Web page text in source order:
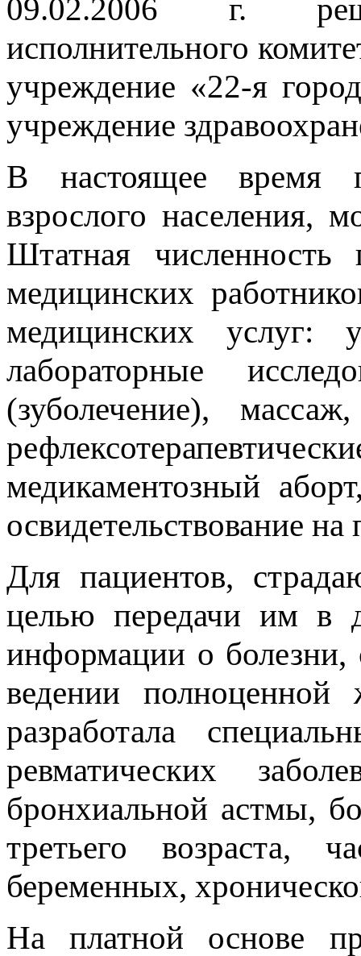
09.02.2006 г.
исполнительного
учреждение «22-я
учреждение
В настоящее время
взрослого
Штатная
медицинских
медицинских услуг:
лабораторные
(зуболечение),
медикаментозный
освидетельствование
Для пациентов,
целью передачи им в
информации о болезни,
ведении полноценной
разработала
ревматических
бронхиальной астмы,
третьего возраста,
беременных,
На платной основе